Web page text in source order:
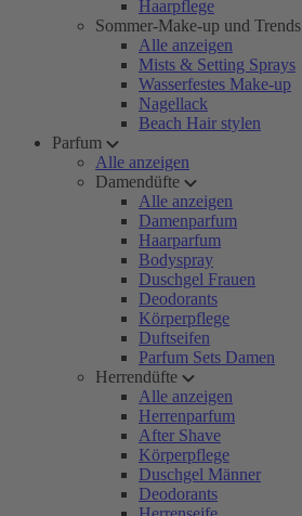
Haarpflege
Sommer-Make-up und Trends
Alle anzeigen
Mists & Setting Sprays
Wasserfestes Make-up
Nagellack
Beach Hair stylen
Parfum
Alle anzeigen
Damendüfte
Alle anzeigen
Damenparfum
Haarparfum
Bodyspray
Duschgel Frauen
Deodorants
Körperpflege
Duftseifen
Parfum Sets Damen
Herrendüfte
Alle anzeigen
Herrenparfum
After Shave
Körperpflege
Duschgel Männer
Deodorants